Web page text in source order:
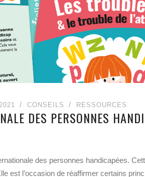
CONSEILS RESSOURCES
DES PERSONNES
des personnes handicapées.
est l’occasion de réaffirmer certains